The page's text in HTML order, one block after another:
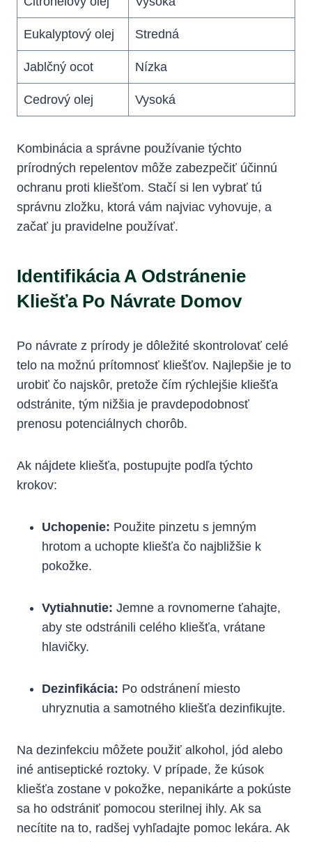
Eukalyptový olej Stredná
Jablčný ocot Nízka
Cedrový olej Vysoká
Kombinácia ⁤a správne používanie týchto
prírodných repelentov môže zabezpečiť účinnú
‌ochranu proti kliešťom. Stačí si len vybrať tú
správnu zložku, ktorá vám najviac vyhovuje, a
začať ju pravidelne používať.
Identifikácia A Odstránenie
Kliešťa Po Návrate Domov
Po ⁣návrate z prírody je ‍dôležité skontrolovať celé‌
telo na možnú prítomnosť kliešťov. Najlepšie je to
urobiť čo najskôr, pretože čím rýchlejšie kliešťa
odstránite, tým nižšia je pravdepodobnosť
prenosu potenciálnych chorôb.
Ak nájdete kliešťa,⁣ postupujte podľa týchto
krokov:
Uchopenie: Použite pinzetu s jemným
hrotom a uchopte kliešťa čo najbližšie k
pokožke.
Vytiahnutie: Jemne a rovnomerne ťahajte,
aby ste odstránili celého kliešťa, vrátane
hlavičky.
Dezinfikácia: Po odstránení miesto
uhryznutia a samotného ‍kliešťa ⁢dezinfikujte.
Na dezinfekciu môžete použiť alkohol, jód alebo
iné antiseptické roztoky. V prípade, že kúsok
⁣kliešťa zostane v pokožke, nepanikárte⁣ a pokúste
sa‍ ho ⁣odstrániť pomocou sterilnej ihly. Ak sa
necítite na to, radšej vyhľadajte pomoc ​lekára.‌ Ak